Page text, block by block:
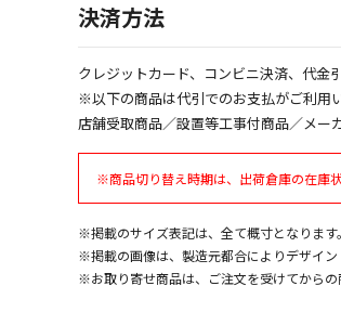
決済方法
クレジットカード、コンビニ決済、代金
※以下の商品は代引でのお支払がご利用
店舗受取商品／設置等工事付商品／メー
※商品切り替え時期は、出荷倉庫の在庫
※掲載のサイズ表記は、全て概寸となります。
※掲載の画像は、製造元都合によりデザイン
※お取り寄せ商品は、ご注文を受けてからの